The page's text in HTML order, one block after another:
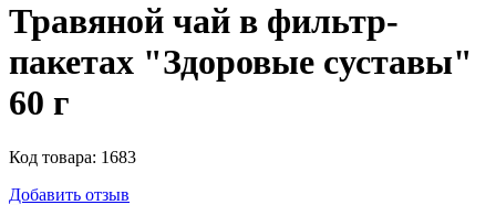
Травяной чай в фильтр-
пакетах "Здоровые суставы"
60 г
Код товара: 1683
Добавить отзыв